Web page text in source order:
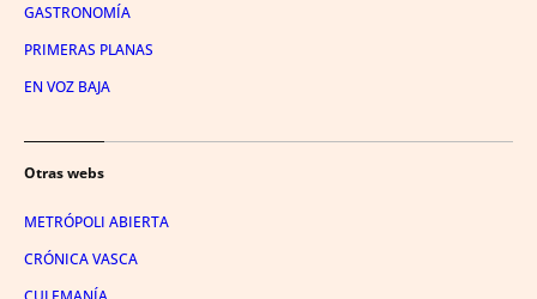
GASTRONOMÍA
PRIMERAS PLANAS
EN VOZ BAJA
Otras webs
METRÓPOLI ABIERTA
CRÓNICA VASCA